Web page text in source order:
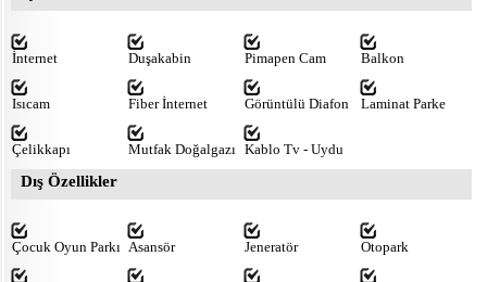
İnternet Duşakabin Pimapen Cam Balkon
Isıcam Fiber İnternet Görüntülü Diafon Laminat Parke
Çelikkapı Mutfak Doğalgazı Kablo Tv - Uydu
Dış Özellikler
Çocuk Oyun Parkı Asansör Jeneratör Otopark